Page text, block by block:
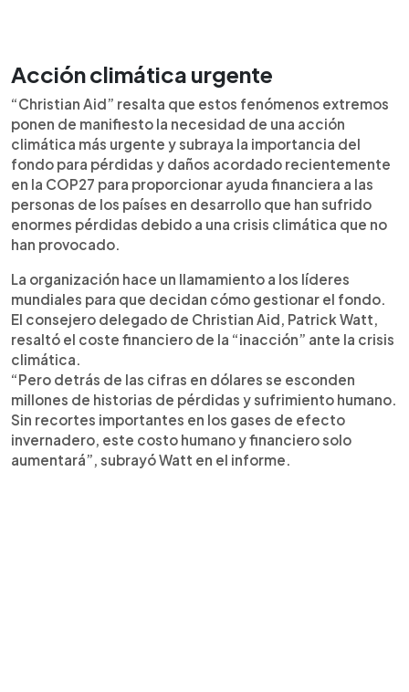
Acción climática urgente
“Christian Aid” resalta que estos fenómenos extremos
ponen de manifiesto la necesidad de una acción
climática más urgente y subraya la importancia del
fondo para pérdidas y daños acordado recientemente
en la COP27 para proporcionar ayuda financiera a las
personas de los países en desarrollo que han sufrido
enormes pérdidas debido a una crisis climática que no
han provocado.
La organización hace un llamamiento a los líderes
mundiales para que decidan cómo gestionar el fondo.
El consejero delegado de Christian Aid, Patrick Watt,
resaltó el coste financiero de la “inacción” ante la crisis
climática.
“Pero detrás de las cifras en dólares se esconden
millones de historias de pérdidas y sufrimiento humano.
Sin recortes importantes en los gases de efecto
invernadero, este costo humano y financiero solo
aumentará”, subrayó Watt en el informe.